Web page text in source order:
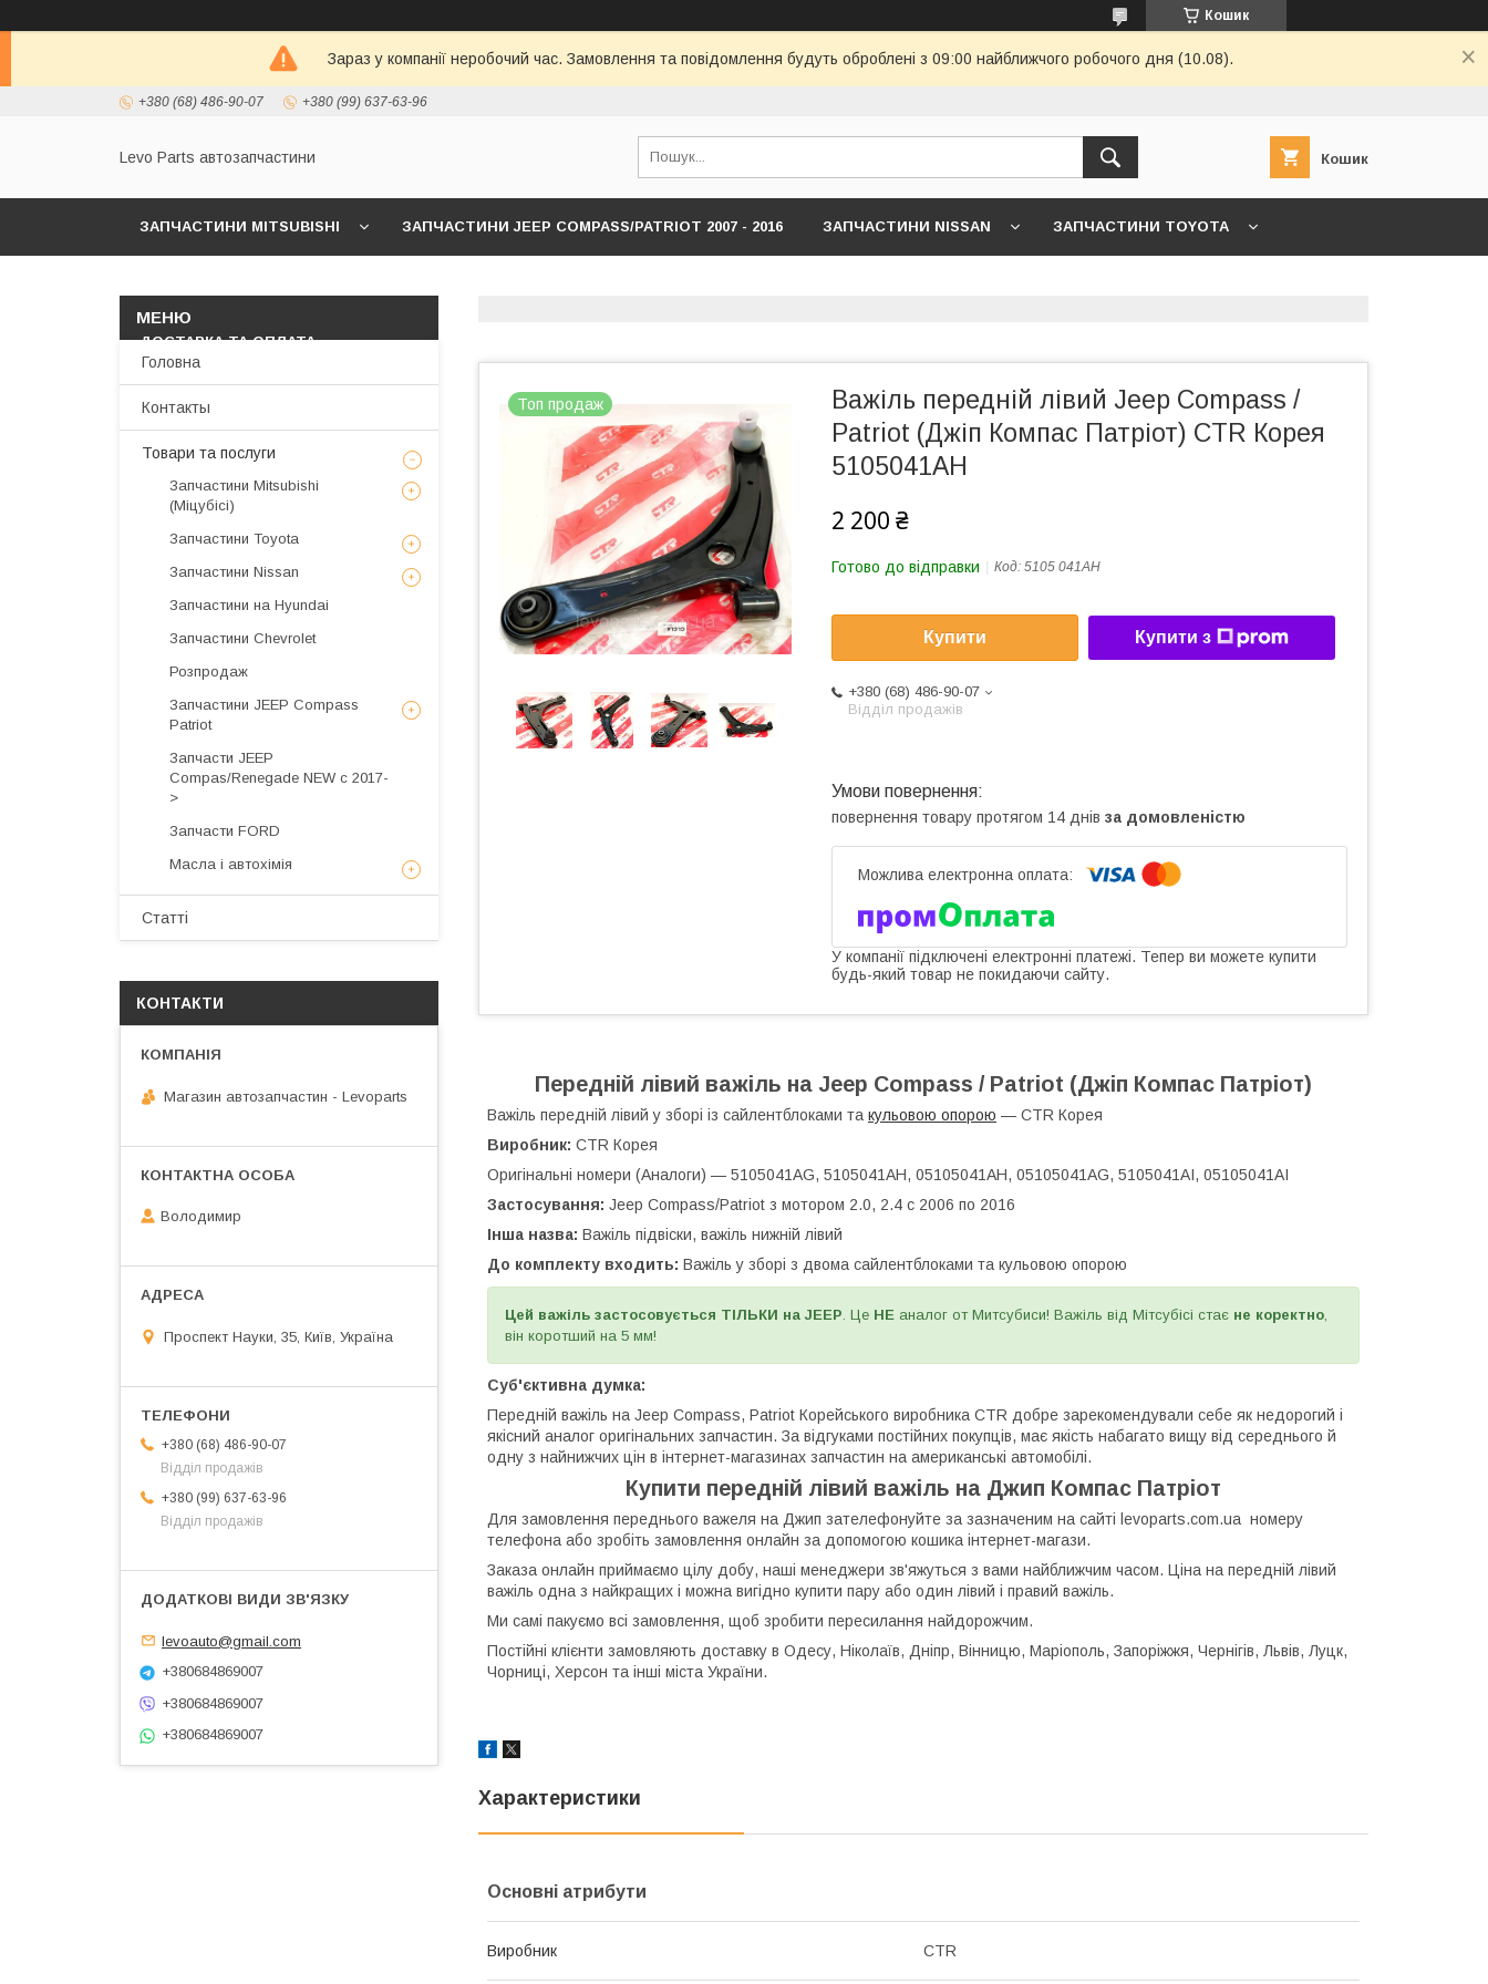
Кошик
Зараз у компанії неробочий час. Замовлення та повідомлення будуть оброблені з 09:00 найближчого робочого дня (10.08).
+380 (68) 486-90-07 +380 (99) 637-63-96
Levo Parts автозапчастини Кошик
ЗАПЧАСТИНИ MITSUBISHI ЗАПЧАСТИНИ JEEP COMPASS/PATRIOT 2007 - 2016 ЗАПЧАСТИНИ NISSAN ЗАПЧАСТИНИ TOYOTA
ДОСТАВКА ТА ОПЛАТА
Топ продаж
Важіль передній лівий Jeep Compass /
Patriot (Джіп Компас Патріот) CTR Корея
5105041AH
2 200 ₴
Готово до відправки Код: 5105 041AH
Купити Купити з
+380 (68) 486-90-07
Відділ продажів
повернення товару протягом 14 днів за домовленістю
У компанії підключені електронні платежі. Тепер ви можете купити
будь-який товар не покидаючи сайту.
Передній лівий важіль на Jeep Compass / Patriot (Джіп Компас Патріот)
Важіль передній лівий у зборі із сайлентблоками та кульовою опорою — CTR Корея
Виробник: CTR Корея
Оригінальні номери (Аналоги) — 5105041AG, 5105041AH, 05105041AH, 05105041AG, 5105041AI, 05105041AI
Застосування: Jeep Compass/Patriot з мотором 2.0, 2.4 с 2006 по 2016
Інша назва: Важіль підвіски, важіль нижній лівий
До комплекту входить: Важіль у зборі з двома сайлентблоками та кульовою опорою
Цей важіль застосовується ТІЛЬКИ на JEEP . Це НЕ аналог от Митсубиси! Важіль від Мітсубісі стає не коректно
він коротший на 5 мм!
Суб'єктивна думка:
Передній важіль на Jeep Compass, Patriot Корейського виробника CTR добре зарекомендували себе як недорогий і
якісний аналог оригінальних запчастин. За відгуками постійних покупців, має якість набагато вищу від середнього й
одну з найнижчих цін в інтернет-магазинах запчастин на американські автомобілі.
Купити передній лівий важіль на Джип Компас Патріот
Для замовлення переднього важеля на Джип зателефонуйте за зазначеним на сайті levoparts.com.ua номеру
телефона або зробіть замовлення онлайн за допомогою кошика інтернет-магази.
Заказа онлайн приймаємо цілу добу, наші менеджери зв'яжуться з вами найближчим часом. Ціна на передній лівий
важіль одна з найкращих і можна вигідно купити пару або один лівий і правий важіль.
Ми самі пакуємо всі замовлення, щоб зробити пересилання найдорожчим.
Постійні клієнти замовляють доставку в Одесу, Ніколаїв, Дніпр, Вінницю, Маріополь, Запоріжжя, Чернігів, Львів, Луцк,
Чорниці, Херсон та інші міста України.
Характеристики
Основні атрибути
Виробник CTR
Головна
Контакты
Товари та послуги
Запчастини Mitsubishi
(Міцубісі)
Запчастини Toyota
Запчастини Nissan
Запчастини на Hyundai
Запчастини Chevrolet
Розпродаж
Запчастини JEEP Compass
Patriot
Запчасти JEEP
Compas/Renegade NEW с 2017-
>
Запчасти FORD
Масла і автохімія
Статті
КОНТАКТИ
Магазин автозапчастин - Levoparts
Володимир
Проспект Науки, 35, Київ, Україна
+380 (68) 486-90-07
Відділ продажів
+380 (99) 637-63-96
Відділ продажів
levoauto@gmail.com
+380684869007
+380684869007
+380684869007